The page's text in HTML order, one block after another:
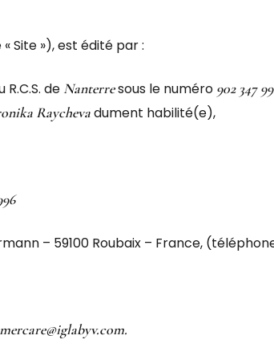
« Site »), est édité par :
de Nanterresous le numéro 902 347
Raychevadument habilité(e),
– 59100 Roubaix – France,